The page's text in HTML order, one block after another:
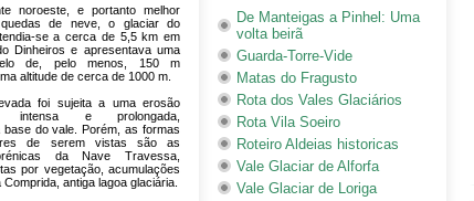
noroeste, e portanto melhor
quedas de neve, o glaciar do
se a cerca de 5,5 km em
Dinheiros e apresentava uma
de, pelo menos, 150 m
altitude de cerca de 1000 m.
foi sujeita a uma erosão
intensa e prolongada,
do vale. Porém, as formas
de serem vistas são as
da Nave Travessa,
por vegetação, acumulações
antiga lagoa glaciária.
De Manteigas a Pinhel: Uma
volta beirã
Guarda-Torre-Vide
Matas do Fragusto
Rota dos Vales Glaciários
Rota Vila Soeiro
Roteiro Aldeias historicas
Vale Glaciar de Alforfa
Vale Glaciar de Loriga